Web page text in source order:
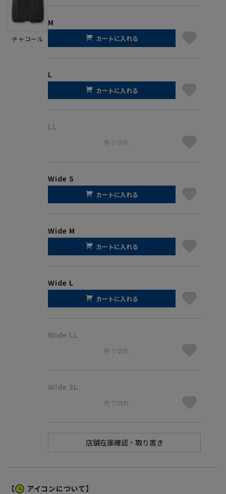
チャコール
M
カートに入れる
L
カートに入れる
LL
売り切れ
Wide S
カートに入れる
Wide M
カートに入れる
Wide L
カートに入れる
Wide LL
売り切れ
Wide 3L
売り切れ
【 アイコンについて】